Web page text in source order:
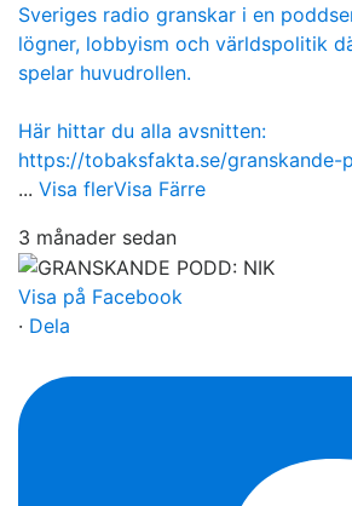
Sveriges radio granskar i en
lögner, lobbyism och världspolitik
spelar huvudrollen.
Här hittar du alla avsnitten:
https://tobaksfakta.se/
... Visa flerVisa Färre
3 månader sedan
Visa på Facebook
· Dela